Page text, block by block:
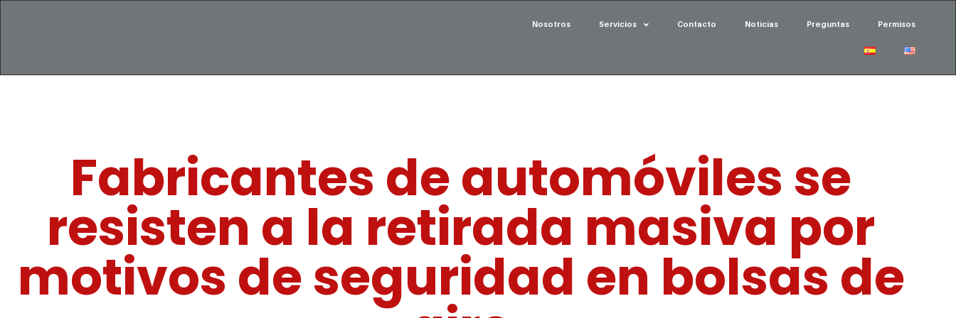
Nosotros Servicios Contacto Noticias Preguntas Permisos
Fabricantes de automóviles se
resisten a la retirada masiva por
motivos de seguridad en bolsas de